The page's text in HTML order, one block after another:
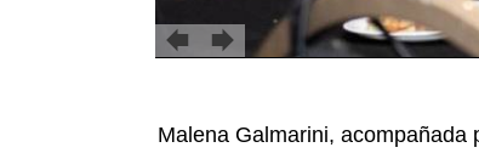
Malena Galmarini, acompañada